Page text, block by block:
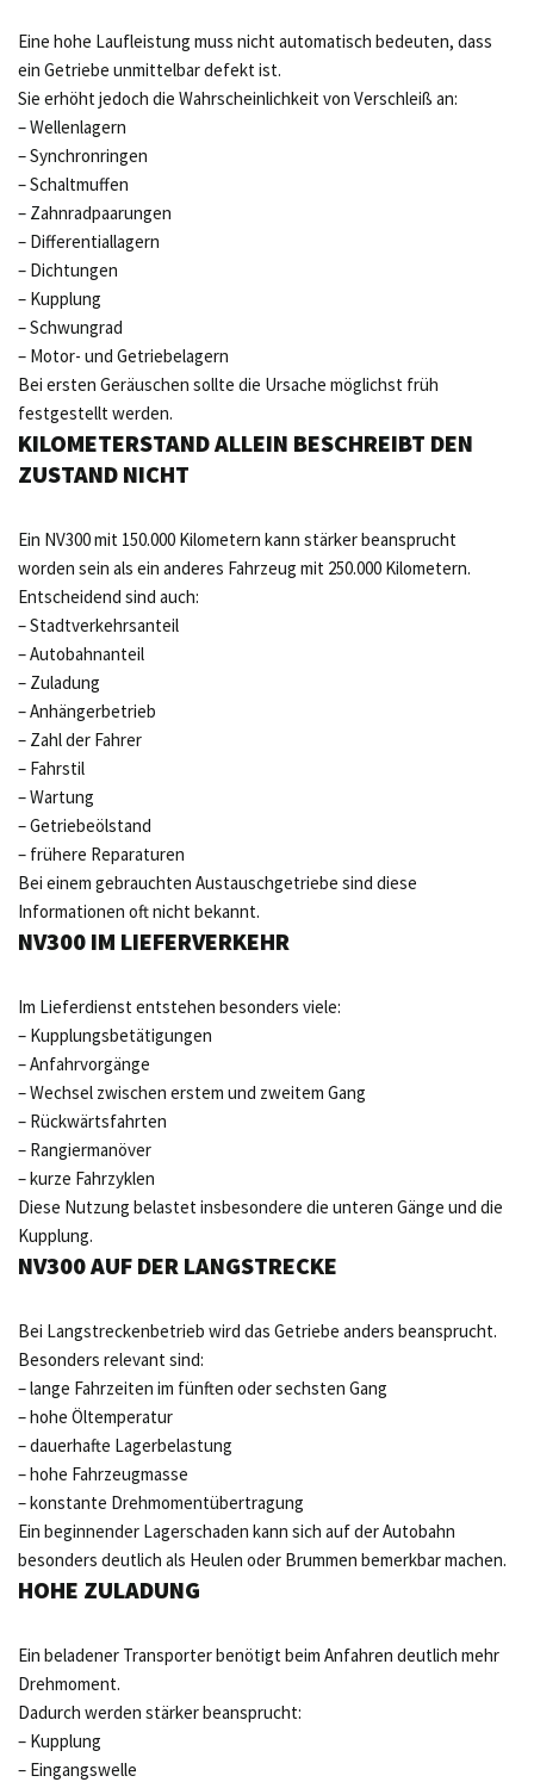
Eine hohe Laufleistung muss nicht automatisch bedeuten, dass
ein Getriebe unmittelbar defekt ist.
Sie erhöht jedoch die Wahrscheinlichkeit von Verschleiß an:
– Wellenlagern
– Synchronringen
– Schaltmuffen
– Zahnradpaarungen
– Differentiallagern
– Dichtungen
– Kupplung
– Schwungrad
– Motor- und Getriebelagern
Bei ersten Geräuschen sollte die Ursache möglichst früh
festgestellt werden.
KILOMETERSTAND ALLEIN BESCHREIBT DEN
ZUSTAND NICHT
Ein NV300 mit 150.000 Kilometern kann stärker beansprucht
worden sein als ein anderes Fahrzeug mit 250.000 Kilometern.
Entscheidend sind auch:
– Stadtverkehrsanteil
– Autobahnanteil
– Zuladung
– Anhängerbetrieb
– Zahl der Fahrer
– Fahrstil
– Wartung
– Getriebeölstand
– frühere Reparaturen
Bei einem gebrauchten Austauschgetriebe sind diese
Informationen oft nicht bekannt.
NV300 IM LIEFERVERKEHR
Im Lieferdienst entstehen besonders viele:
– Kupplungsbetätigungen
– Anfahrvorgänge
– Wechsel zwischen erstem und zweitem Gang
– Rückwärtsfahrten
– Rangiermanöver
– kurze Fahrzyklen
Diese Nutzung belastet insbesondere die unteren Gänge und die
Kupplung.
NV300 AUF DER LANGSTRECKE
Bei Langstreckenbetrieb wird das Getriebe anders beansprucht.
Besonders relevant sind:
– lange Fahrzeiten im fünften oder sechsten Gang
– hohe Öltemperatur
– dauerhafte Lagerbelastung
– hohe Fahrzeugmasse
– konstante Drehmomentübertragung
Ein beginnender Lagerschaden kann sich auf der Autobahn
besonders deutlich als Heulen oder Brummen bemerkbar machen.
HOHE ZULADUNG
Ein beladener Transporter benötigt beim Anfahren deutlich mehr
Drehmoment.
Dadurch werden stärker beansprucht:
– Kupplung
– Eingangswelle